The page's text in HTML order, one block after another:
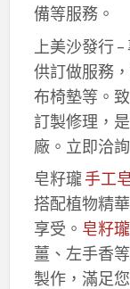
備等服務。
上美沙發行 –
供訂做服務
布椅墊等。
訂製修理，
廠。立即洽
皂籽瓏手工
搭配植物精
享受。 皂籽瓏
薑、左手香
製作，滿足